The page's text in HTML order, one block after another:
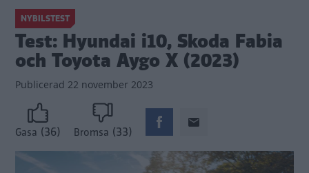
NYBILSTEST
Test: Hyundai i10, Skoda Fabia
och Toyota Aygo X (2023)
Publicerad 22 november 2023
Gasa (36) Bromsa (33)